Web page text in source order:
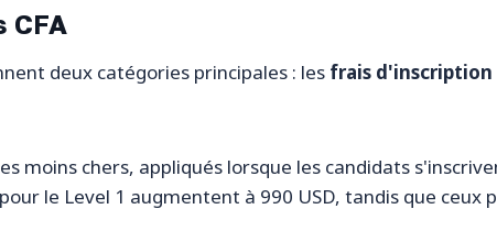
CFA
deux catégories principales : les frais d'inscription
moins chers, appliqués lorsque les candidats
pour le Level 1 augmentent à 990 USD, tandis que ceux